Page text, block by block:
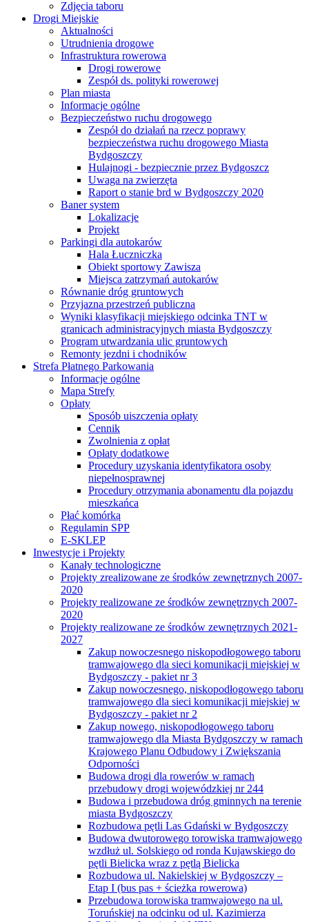
Zdjęcia taboru
Drogi Miejskie
Aktualności
Utrudnienia drogowe
Infrastruktura rowerowa
Drogi rowerowe
Zespół ds. polityki rowerowej
Plan miasta
Informacje ogólne
Bezpieczeństwo ruchu drogowego
Zespół do działań na rzecz poprawy
bezpieczeństwa ruchu drogowego Miasta
Bydgoszczy
Hulajnogi - bezpiecznie przez Bydgoszcz
Uwaga na zwierzęta
Raport o stanie brd w Bydgoszczy 2020
Baner system
Lokalizacje
Projekt
Parkingi dla autokarów
Hala Łuczniczka
Obiekt sportowy Zawisza
Miejsca zatrzymań autokarów
Równanie dróg gruntowych
Przyjazna przestrzeń publiczna
Wyniki klasyfikacji miejskiego odcinka TNT w
granicach administracyjnych miasta Bydgoszczy
Program utwardzania ulic gruntowych
Remonty jezdni i chodników
Strefa Płatnego Parkowania
Informacje ogólne
Mapa Strefy
Opłaty
Sposób uiszczenia opłaty
Cennik
Zwolnienia z opłat
Opłaty dodatkowe
Procedury uzyskania identyfikatora osoby
niepełnosprawnej
Procedury otrzymania abonamentu dla pojazdu
mieszkańca
Płać komórką
Regulamin SPP
E-SKLEP
Inwestycje i Projekty
Kanały technologiczne
Projekty zrealizowane ze środków zewnętrznych 2007-
2020
Projekty realizowane ze środków zewnętrznych 2007-
2020
Projekty realizowane ze środków zewnętrznych 2021-
2027
Zakup nowoczesnego niskopodłogowego taboru
tramwajowego dla sieci komunikacji miejskiej w
Bydgoszczy - pakiet nr 3
Zakup nowoczesnego, niskopodłogowego taboru
tramwajowego dla sieci komunikacji miejskiej w
Bydgoszczy - pakiet nr 2
Zakup nowego, niskopodłogowego taboru
tramwajowego dla Miasta Bydgoszczy w ramach
Krajowego Planu Odbudowy i Zwiększania
Odporności
Budowa drogi dla rowerów w ramach
przebudowy drogi wojewódzkiej nr 244
Budowa i przebudowa dróg gminnych na terenie
miasta Bydgoszczy
Rozbudowa pętli Las Gdański w Bydgoszczy
Budowa dwutorowego torowiska tramwajowego
wzdłuż ul. Solskiego od ronda Kujawskiego do
pętli Bielicka wraz z pętlą Bielicka
Rozbudowa ul. Nakielskiej w Bydgoszczy –
Etap I (bus pas + ścieżka rowerowa)
Przebudowa torowiska tramwajowego na ul.
Toruńskiej na odcinku od ul. Kazimierza